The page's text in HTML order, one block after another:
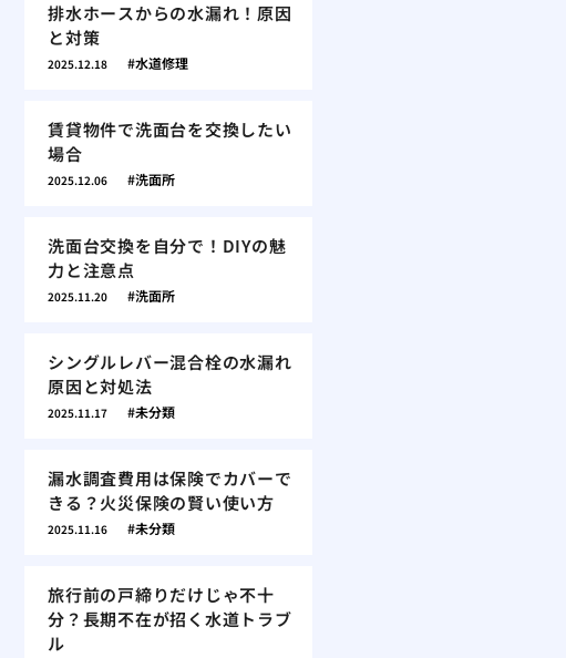
排水ホースからの水漏れ！原因
と対策
2025.12.18 水道修理
賃貸物件で洗面台を交換したい
場合
2025.12.06 洗面所
洗面台交換を自分で！DIYの魅
力と注意点
2025.11.20 洗面所
シングルレバー混合栓の水漏れ
原因と対処法
2025.11.17 未分類
漏水調査費用は保険でカバーで
きる？火災保険の賢い使い方
2025.11.16 未分類
旅行前の戸締りだけじゃ不十
分？長期不在が招く水道トラブ
ル